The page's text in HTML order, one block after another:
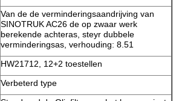
Van de de verminderingsaandrijving van
SINOTRUK AC26 de op zwaar werk
berekende achteras, steyr dubbele
verminderingsas, verhouding: 8.51
HW21712, 12+2 toestellen
Verbeterd type